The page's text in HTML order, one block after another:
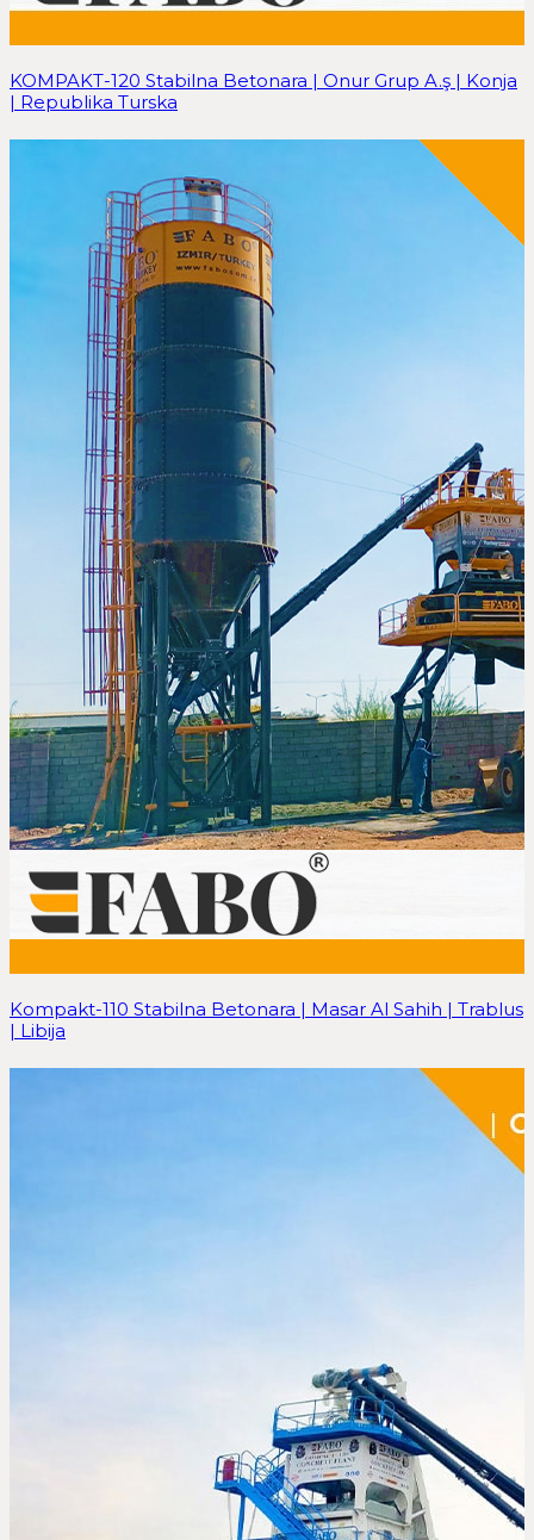
KOMPAKT-120 Stabilna Betonara | Onur Grup A.ş | Konja
| Republika Turska
Kompakt-110 Stabilna Betonara | Masar Al Sahih | Trablus
| Libija